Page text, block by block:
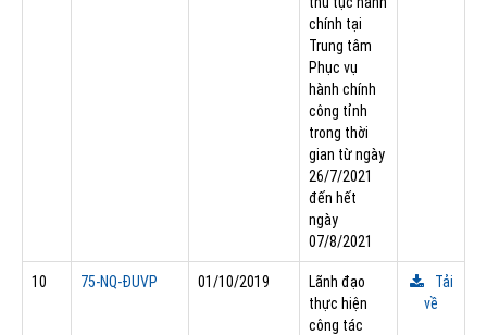
chính tại
Trung tâm
Phục vụ
hành chính
công tỉnh
trong thời
gian từ ngày
26/7/2021
đến hết
ngày
07/8/2021
10 75-NQ-ÐUVP 01/10/2019
Lãnh đạo
thực hiện
công tác
Tải
về